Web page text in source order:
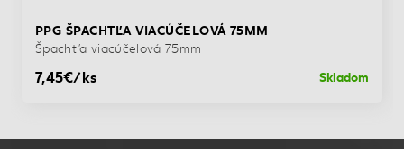
PPG ŠPACHTĽA VIACÚČELOVÁ 75MM
Špachtľa viacúčelová 75mm
7,45€/ks Skladom